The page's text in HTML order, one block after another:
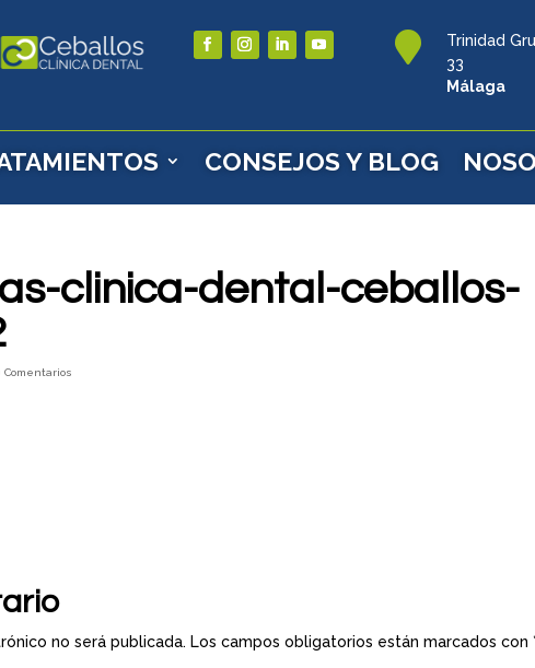

Trinidad
33
Málaga
CONSEJOS Y BLOG
clinica-dental-ceballos-
Comentarios
no será publicada. Los campos obligatorios están marcados con